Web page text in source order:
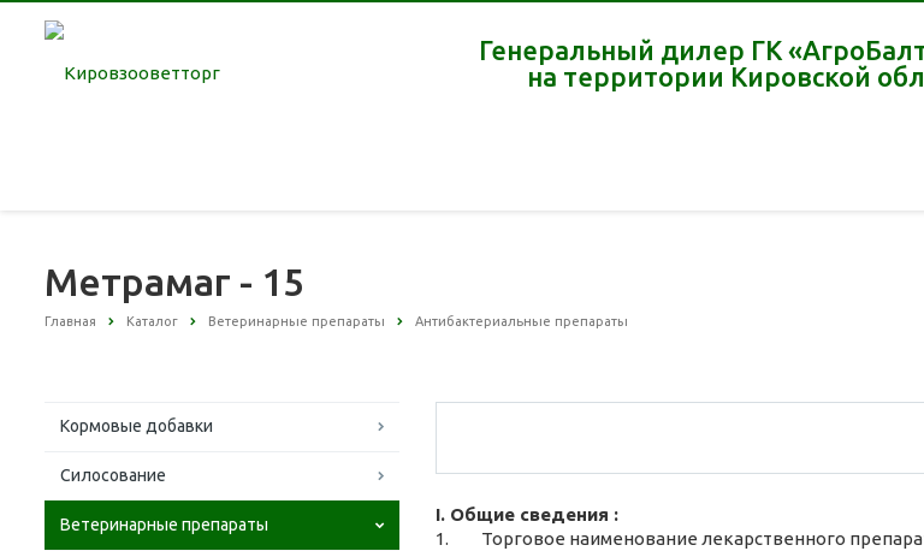
Генеральный дилер ГК
на территории Кировской
Метрамаг - 15
Главная Каталог Ветеринарные препараты Антибактериальные препараты
Кормовые добавки
Силосование
Ветеринарные препараты
I. Общие сведения :
1. Торговое наименование лекарственного